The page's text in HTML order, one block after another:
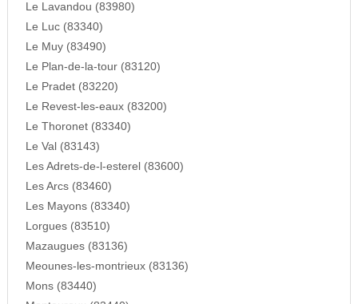
Le Lavandou (83980)
Le Luc (83340)
Le Muy (83490)
Le Plan-de-la-tour (83120)
Le Pradet (83220)
Le Revest-les-eaux (83200)
Le Thoronet (83340)
Le Val (83143)
Les Adrets-de-l-esterel (83600)
Les Arcs (83460)
Les Mayons (83340)
Lorgues (83510)
Mazaugues (83136)
Meounes-les-montrieux (83136)
Mons (83440)